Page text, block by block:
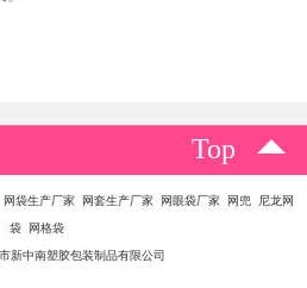
Top
袋生产厂家 网套生产厂家 网眼袋厂家 网兜 尼龙网
袋 网格袋
新中南塑胶包装制品有限公司